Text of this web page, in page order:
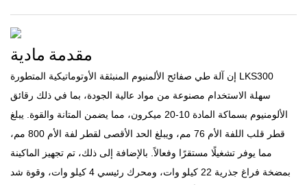
مقدمة مادية
إن آلة طي صفائح الألمنيوم المنبثقة الأوتوماتيكية المتطورة LKS300
سهلة الاستخدام مصنوعة من مواد عالية الجودة، بما في ذلك رقائق
الألومنيوم بسماكة المادة 10-20 ميكرون، مما يضمن المتانة والقوة. يبلغ
قطر قلب اللفة الأم 76 مم، ويبلغ الحد الأقصى لقطر لفة الأم 800 مم،
مما يوفر تشغيلًا مستقرًا وفعالاً. بالإضافة إلى ذلك، تم تجهيز الماكينة
بمضخة فراغ جذرية 22 كيلو وات، ومحرك رئيسي 4 كيلو وات، وقوة شد